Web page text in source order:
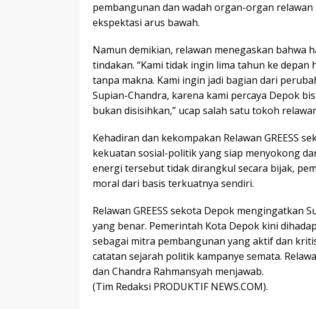
pembangunan dan wadah organ-organ
ekspektasi arus bawah.
Namun demikian, relawan menegaskan bahwa
tindakan. “Kami tidak ingin lima tahun ke
tanpa makna. Kami ingin jadi bagian dari
Supian-Chandra, karena kami percaya Depok
bukan disisihkan,” ucap salah satu tokoh
Kehadiran dan kekompakan Relawan GREESS
kekuatan sosial-politik yang siap menyokong
energi tersebut tidak dirangkul secara bijak,
moral dari basis terkuatnya sendiri.
Relawan GREESS sekota Depok mengingatkan
yang benar. Pemerintah Kota Depok kini
sebagai mitra pembangunan yang aktif dan
catatan sejarah politik kampanye semata.
dan Chandra Rahmansyah menjawab.
(Tim Redaksi PRODUKTIF NEWS.COM).